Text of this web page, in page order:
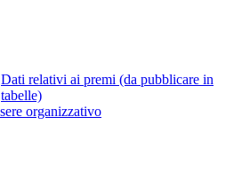
Dati relativi ai premi (da pubblicare in
tabelle)
organizzativo